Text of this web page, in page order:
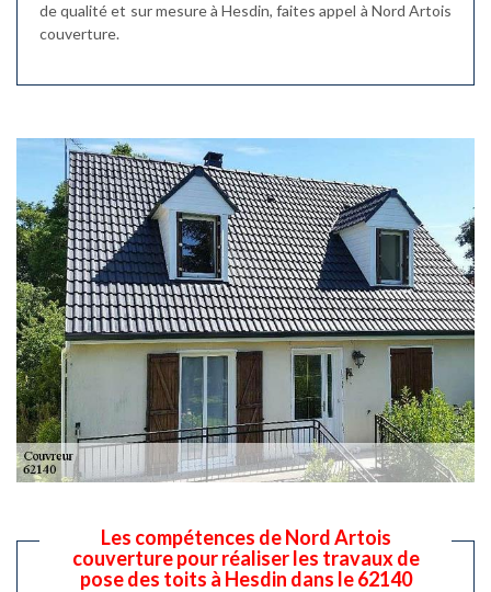
de qualité et sur mesure à Hesdin, faites appel à Nord Artois
couverture.
Les compétences de Nord Artois
couverture pour réaliser les travaux de
pose des toits à Hesdin dans le 62140